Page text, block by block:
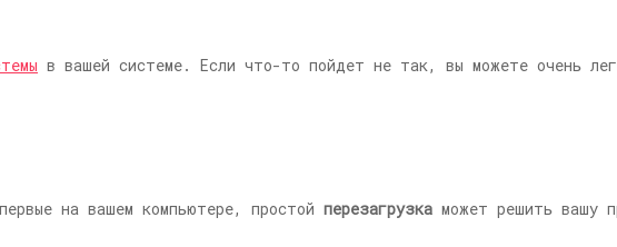
в вашей системе. Если что-то пойдет не так, вы можете очень
на вашем компьютере, простой перезагрузка может решить вашу